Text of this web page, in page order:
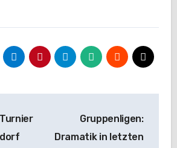
Gruppenligen:
Dramatik in letzten